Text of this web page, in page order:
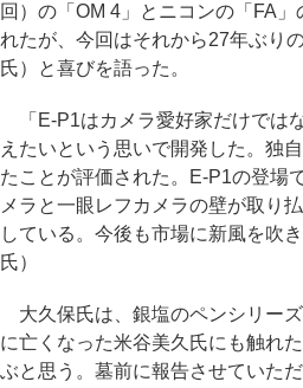
回）の「OM 4」とニコンの「FA
れたが、今回はそれから27年ぶり
氏）と喜びを語った。
「E-P1はカメラ愛好家だけでは
えたいという思いで開発した。独
たことが評価された。E-P1の登場
メラと一眼レフカメラの壁が取り
している。今後も市場に新風を吹
氏）
大久保氏は、銀塩のペンシリー
に亡くなった米谷美久氏にも触れ
ぶと思う。墓前に報告させていた